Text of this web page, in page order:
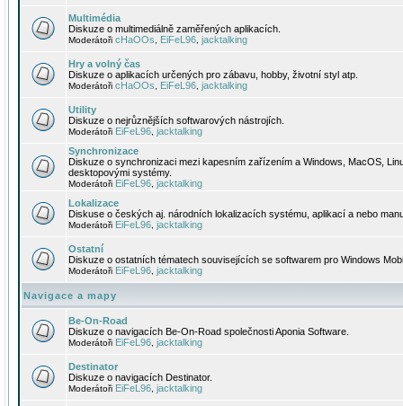
Multimédia
Diskuze o multimediálně zaměřených aplikacích.
Moderátoři cHaOOs EiFeL96 jacktalking
Hry a volný čas
Diskuze o aplikacích určených pro zábavu, hobby, životní styl atp.
Moderátoři cHaOOs EiFeL96 jacktalking
Utility
Diskuze o nejrůznějších softwarových nástrojích.
Moderátoři EiFeL96 jacktalking
Synchronizace
Diskuze o synchronizaci mezi kapesním zařízením a Windows, MacOS,
desktopovými systémy.
Moderátoři EiFeL96 jacktalking
Lokalizace
Diskuse o českých aj. národních lokalizacích systému, aplikací a nebo
Moderátoři EiFeL96 jacktalking
Ostatní
Diskuze o ostatních tématech souvisejících se softwarem pro Windows
Moderátoři EiFeL96 jacktalking
Navigace a mapy
Be-On-Road
Diskuze o navigacích Be-On-Road společnosti Aponia Software.
Moderátoři EiFeL96 jacktalking
Destinator
Diskuze o navigacích Destinator.
Moderátoři EiFeL96 jacktalking